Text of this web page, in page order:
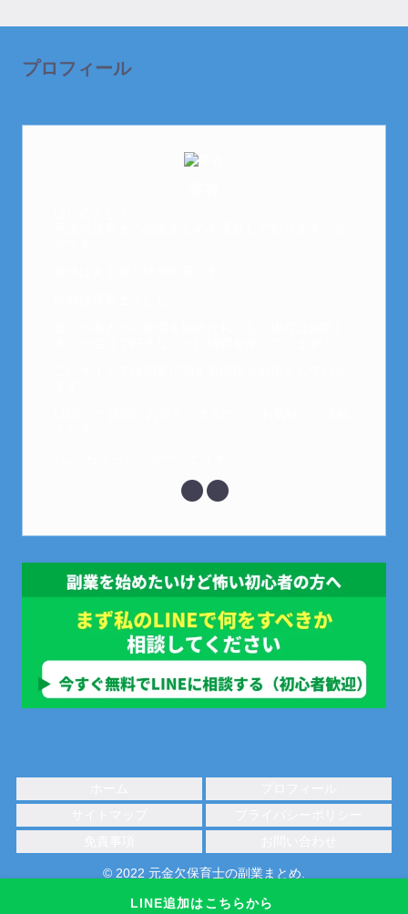
LINE追加はこちらから
プロフィール
© 2022 元金欠保育士の副業まとめ.